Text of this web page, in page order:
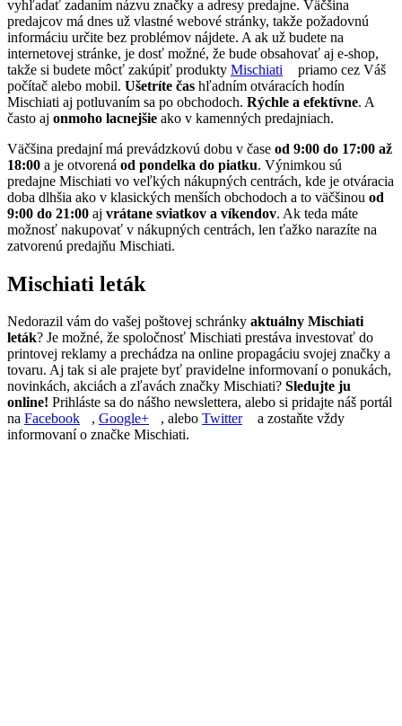
vyhľadať zadaním názvu značky a adresy predajne. Väčšina
predajcov má dnes už vlastné webové stránky, takže požadovnú
informáciu určite bez problémov nájdete. A ak už budete na
internetovej stránke, je dosť možné, že bude obsahovať aj e-shop,
takže si budete môcť zakúpiť produkty Mischiati
priamo cez Váš
počítač alebo mobil. Ušetríte čas hľadním otváracích hodín
Mischiati aj potluvaním sa po obchodoch. Rýchle a efektívne. A
často aj onmoho lacnejšie ako v kamenných predajniach.
Väčšina predajní má prevádzkovú dobu v čase od 9:00 do 17:00 až
18:00 a je otvorená od pondelka do piatku. Výnimkou sú
predajne Mischiati vo veľkých nákupných centrách, kde je otváracia
doba dlhšia ako v klasických menších obchodoch a to väčšinou od
9:00 do 21:00 aj vrátane sviatkov a víkendov. Ak teda máte
možnosť nakupovať v nákupných centrách, len ťažko narazíte na
zatvorenú predajňu Mischiati.
Mischiati leták
Nedorazil vám do vašej poštovej schránky aktuálny Mischiati
leták? Je možné, že spoločnosť Mischiati prestáva investovať do
printovej reklamy a prechádza na online propagáciu svojej značky a
tovaru. Aj tak si ale prajete byť pravidelne informovaní o ponukách,
novinkách, akciách a zľavách značky Mischiati? Sledujte ju
online! Prihláste sa do nášho newslettera, alebo si pridajte náš portál
na Facebook , Google+ , alebo Twitter
a zostaňte vždy
informovaní o značke Mischiati.